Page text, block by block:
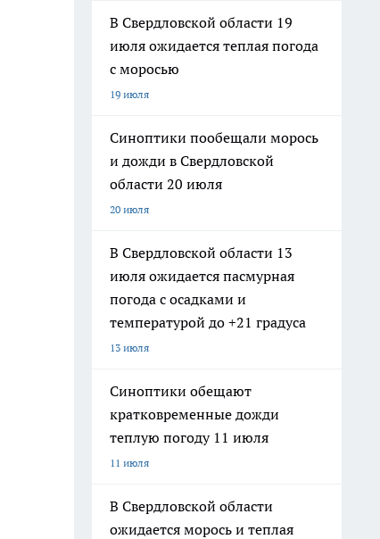
В Свердловской области 19
июля ожидается теплая погода
с моросью
19 июля
Синоптики пообещали морось
и дожди в Свердловской
области 20 июля
20 июля
В Свердловской области 13
июля ожидается пасмурная
погода с осадками и
температурой до +21 градуса
13 июля
Синоптики обещают
кратковременные дожди
теплую погоду 11 июля
11 июля
В Свердловской области
ожидается морось и теплая